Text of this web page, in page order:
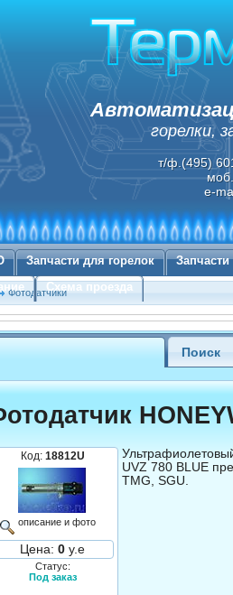
горелки,
т/ф.(495)
e-
Запчасти для горелок
Схема проезда
Фотодатчики
Поиск
Код: 18812U
описание и фото
Цена: 0 у.е
Статус:
Под заказ
UVZ 780 BLUE
TMG, SGU.